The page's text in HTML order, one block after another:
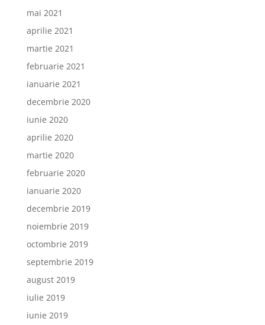
mai 2021
aprilie 2021
martie 2021
februarie 2021
ianuarie 2021
decembrie 2020
iunie 2020
aprilie 2020
martie 2020
februarie 2020
ianuarie 2020
decembrie 2019
noiembrie 2019
octombrie 2019
septembrie 2019
august 2019
iulie 2019
iunie 2019